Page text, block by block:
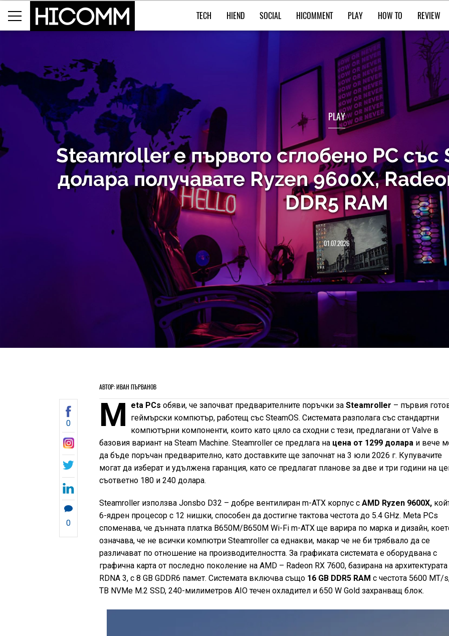
TECH HIEND SOCIAL HICOMMENT PLAY HOW TO REVIEW
PLAY
Steamroller е първото сглобено РС със
долара получавате Ryzen 9600X,
DDR5 RAM
01.07.2026
АВТОР: ИВАН ПЪРВАНОВ
0
0
M eta PCs обяви, че започват предварителните поръчки за Steamroller – първия
геймърски компютър, работещ със SteamOS. Системата разполага със стандартни
компютърни компоненти, които като цяло са сходни с тези, предлагани от Valve в
базовия вариант на Steam Machine. Steamroller се предлага на цена от 1299 долара и вече
да бъде поръчан предварително, като доставките ще започнат на 3 юли 2026 г. Купувачите
могат да изберат и удължена гаранция, като се предлагат планове за две и три години на
съответно 180 и 240 долара.
Steamroller използва Jonsbo D32 – добре вентилиран m-ATX корпус сAMD Ryzen 9600X,
6-ядрен процесор с 12 нишки, способен да достигне тактова честота до 5.4 GHz. Meta PCs
споменава, че дънната платка B650M/B650M Wi-Fi m-ATX ще варира по марка и дизайн,
означава, че не всички компютри Steamroller са еднакви, макар че не би трябвало да се
различават по отношение на производителността. За графиката системата е оборудвана с
графична карта от последно поколение на AMD – Radeon RX 7600, базирана на архитектурата
RDNA 3, с 8 GB GDDR6 памет. Системата включва също 16 GB DDR5 RAM с честота 5600 MT/
TB NVMe M.2 SSD, 240-милиметров AIO течен охладител и 650 W Gold захранващ блок.